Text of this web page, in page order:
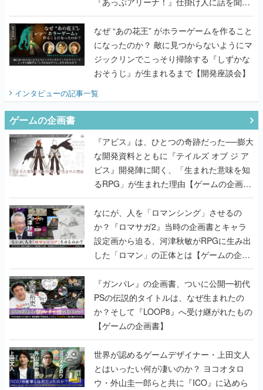
てみた
なぜ “あの花王” がホラーゲームを作ること
になったのか？ 敵に見つからないようにマ
ジックリンでこっそり掃除する『しずかな
おそうじ』が生まれるまで【開発座談会】
インタビューの記事一覧
ゲームの企画書
『アビス』は、ひとつの奇跡だった──膨大
な開発資料とともに『テイルズ オブ ジ ア
ビス』開発陣に聞く、「生まれた意味を知
るRPG」が生まれた理由【ゲームの企画
書】
なにが、人を「ロマンシング」させるの
か？『ロマサガ2』当時の企画書とキャラ
設定画から迫る、河津秋敏がRPGに生み出
した「ロマン」の正体とは【ゲームの企画
書】
『ガンパレ』の企画書、ついに公開━初代
PSの伝説的タイトルは、なぜ生まれたの
か？そして『LOOP8』へ受け継がれたもの
【ゲームの企画書】
世界が認めるゲームデザイナー・上田文人
とはいったい何が凄いのか？ ヨコオタロ
ウ・外山圭一郎らと共に『ICO』に込めら